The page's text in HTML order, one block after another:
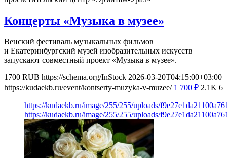
Концерты «Музыка в музее»
Венский фестиваль музыкальных фильмов
и Екатеринбургский музей изобразительных искусств
запускают совместный проект «Музыка в музее».
1700 RUB https://schema.org/InStock 2026-03-20T04:15:00+03:00
https://kudaekb.ru/event/kontserty-muzyka-v-muzee/ 1 700 ₽ 2.1K 6
https://kudaekb.ru/image/255/255/uploads/
https://kudaekb.ru/image/255/255/uploads/